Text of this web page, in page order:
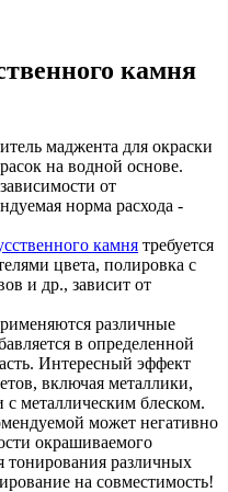
камня
маджента для окраски
на водной основе.
от
норма расхода -
камня требуется
цвета, полировка с
и др., зависит от
различные
в определенной
Интересный эффект
включая металлики,
металлическим блеском.
может негативно
окрашиваемого
тонирования различных
на совместимость!